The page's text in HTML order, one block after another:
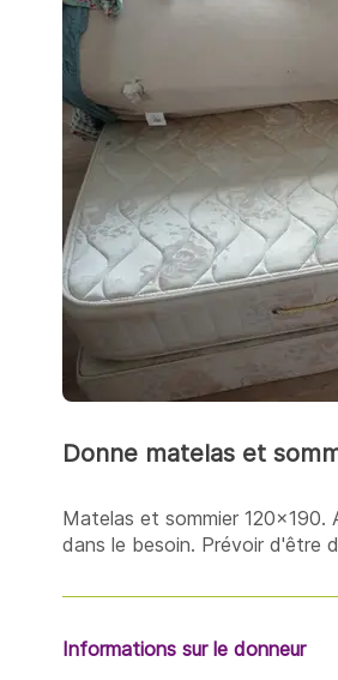
Donne matelas et
Matelas et sommier 120x190.
dans le besoin. Prévoir d'être
Informations sur le donneur